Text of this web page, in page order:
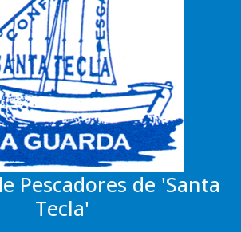
Pescadores de 'Santa
Tecla'